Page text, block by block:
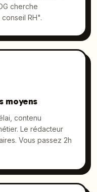
cherche
RH".
moyens
contenu
Le rédacteur
Vous passez 2h